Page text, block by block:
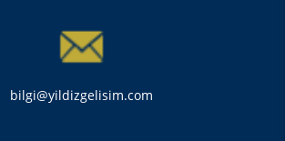
bilgi@yildizgelisim.com